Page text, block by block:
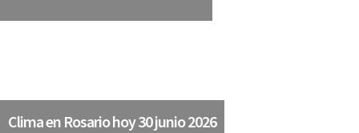
Clima en Rosario hoy 30 junio 2026